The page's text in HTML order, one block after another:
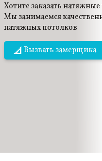
Хотите заказать
Мы занимаемся
натяжных потолков
Вызвать замерщика